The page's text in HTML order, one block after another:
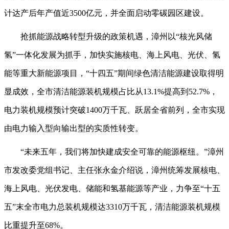
计达产后年产值近3500亿元，并全面启动零碳园区建设。
抢抓能源战略转型升级的政策机遇，漳州以“核光风储
氢”一体化发展为抓手，加快实施核电、海上风电、光伏、氢
能等重大新能源项目，“十四五”期间绿色清洁能源建设取得明
显成效，全市清洁能源装机规模占比从13.1%提高到52.7%，
电力装机规模预计突破1400万千瓦、跃居全省前列，全市实现
由电力输入型向输出型的实质性转变。
“未来五年，我们将加快建成安全可靠的能源枢纽。”漳州
市发改委党组书记、主任张永金介绍说，漳州统筹发展核电、
海上风电、光伏发电、储能和氢基能源等产业，力争至“十五
五”末全市电力总装机规模达3310万千瓦，清洁能源装机规模
比重提升至68%。